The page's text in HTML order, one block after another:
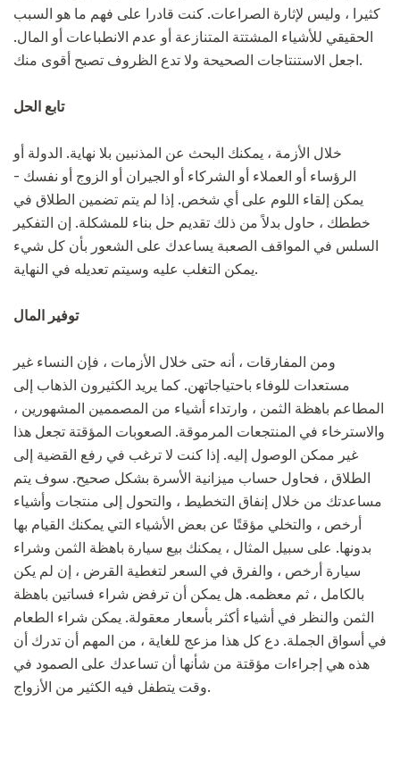
كثيرا ، وليس لإثارة الصراعات. كنت قادرا على فهم ما هو السبب
الحقيقي للأشياء المشتتة المتنازعة أو عدم الانطباعات أو المال.
اجعل الاستنتاجات الصحيحة ولا تدع الظروف تصبح أقوى منك.
تابع الحل
خلال الأزمة ، يمكنك البحث عن المذنبين بلا نهاية. الدولة أو
الرؤساء أو العملاء أو الشركاء أو الجيران أو الزوج أو نفسك -
يمكن إلقاء اللوم على أي شخص. إذا لم يتم تضمين الطلاق في
خططك ، حاول بدلاً من ذلك تقديم حل بناء للمشكلة. إن التفكير
السلس في المواقف الصعبة يساعدك على الشعور بأن كل شيء
يمكن التغلب عليه وسيتم تعديله في النهاية.
توفير المال
ومن المفارقات ، أنه حتى خلال الأزمات ، فإن النساء غير
مستعدات للوفاء باحتياجاتهن. كما يريد الكثيرون الذهاب إلى
المطاعم باهظة الثمن ، وارتداء أشياء من المصممين المشهورين ،
والاسترخاء في المنتجعات المرموقة. الصعوبات المؤقتة تجعل هذا
غير ممكن الوصول إليه. إذا كنت لا ترغب في رفع القضية إلى
الطلاق ، فحاول حساب ميزانية الأسرة بشكل صحيح. سوف يتم
مساعدتك من خلال إنفاق التخطيط ، والتحول إلى منتجات وأشياء
أرخص ، والتخلي مؤقتًا عن بعض الأشياء التي يمكنك القيام بها
بدونها. على سبيل المثال ، يمكنك بيع سيارة باهظة الثمن وشراء
سيارة أرخص ، والفرق في السعر لتغطية القرض ، إن لم يكن
بالكامل ، ثم معظمه. هل يمكن أن ترفض شراء فساتين باهظة
الثمن والنظر في أشياء أكثر بأسعار معقولة. يمكن شراء الطعام
في أسواق الجملة. دع كل هذا مزعج للغاية ، من المهم أن تدرك أن
هذه هي إجراءات مؤقتة من شأنها أن تساعدك على الصمود في
وقت يتطفل فيه الكثير من الأزواج.